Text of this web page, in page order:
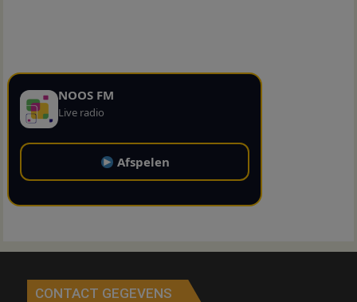
NOOS FM
Live radio
Afspelen
CONTACT GEGEVENS